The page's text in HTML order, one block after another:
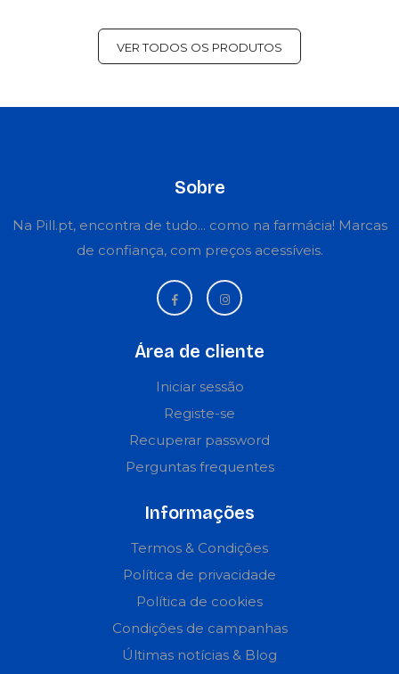
VER TODOS OS PRODUTOS
Sobre
Na Pill.pt, encontra de tudo... como na farmácia! Marcas
de confiança, com preços acessíveis.
Área de cliente
Iniciar sessão
Registe-se
Recuperar password
Perguntas frequentes
Informações
Termos & Condições
Política de privacidade
Política de cookies
Condições de campanhas
Últimas notícias & Blog